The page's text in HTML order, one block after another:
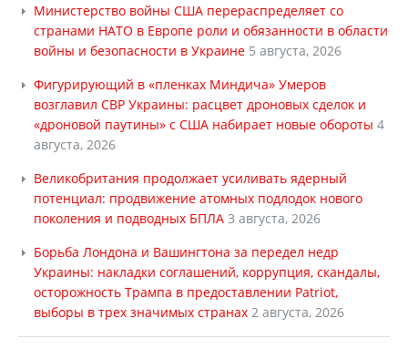
Министерство войны США перераспределяет со
странами НАТО в Европе роли и обязанности в области
войны и безопасности в Украине 5 августа, 2026
Фигурирующий в «пленках Миндича» Умеров
возглавил СВР Украины: расцвет дроновых сделок и
«дроновой паутины» с США набирает новые обороты 4
августа, 2026
Великобритания продолжает усиливать ядерный
потенциал: продвижение атомных подлодок нового
поколения и подводных БПЛА 3 августа, 2026
Борьба Лондона и Вашингтона за передел недр
Украины: накладки соглашений, коррупция, скандалы,
осторожность Трампа в предоставлении Patriot,
выборы в трех значимых странах 2 августа, 2026